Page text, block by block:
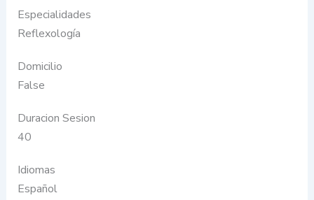
Especialidades
Reflexología
Domicilio
False
Duracion Sesion
40
Idiomas
Español